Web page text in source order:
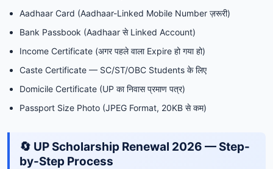
Aadhaar Card (Aadhaar-Linked Mobile Number ज़रूरी)
Bank Passbook (Aadhaar से Linked Account)
Income Certificate (अगर पहले वाला Expire हो गया हो)
Caste Certificate — SC/ST/OBC Students के लिए
Domicile Certificate (UP का निवास प्रमाण पत्र)
Passport Size Photo (JPEG Format, 20KB से कम)
🔄 UP Scholarship Renewal 2026 — Step-
by-Step Process